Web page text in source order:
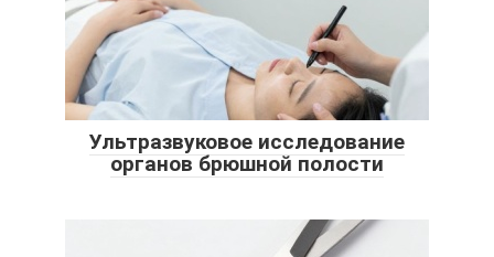
Ультразвуковое исследование
органов брюшной полости